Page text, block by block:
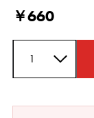
Current Price
￥660